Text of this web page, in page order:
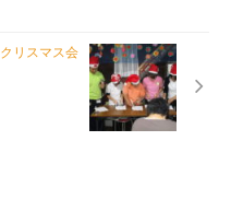
クリスマス会